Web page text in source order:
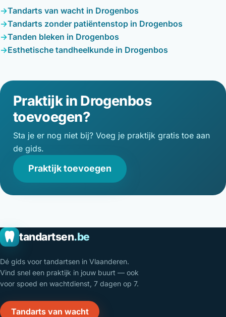
Tandarts van wacht in Drogenbos
Tandarts zonder patiëntenstop in Drogenbos
Tanden bleken in Drogenbos
Esthetische tandheelkunde in Drogenbos
Praktijk in Drogenbos
toevoegen?
Sta je er nog niet bij? Voeg je praktijk gratis toe aan
de gids.
Praktijk toevoegen
tandartsen.be
Dé gids voor tandartsen in Vlaanderen.
Vind snel een praktijk in jouw buurt — ook
voor spoed en wachtdienst, 7 dagen op 7.
Tandarts van wacht